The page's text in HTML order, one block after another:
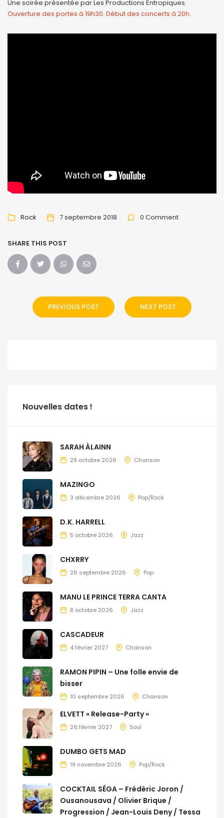
Une soirée présentée par Les Productions Entropiques.
Ouverture des portes à 19h30. Début des concerts à 20h.
Rock 7 septembre 2018 0 Comment
SHARE THIS POST
PREVIOUS POST NEXT POST
Nouvelles dates !
SARAH ÀLAINN
29 octobre 2026 Chanson
MAZINGO
3 décembre 2026 Pop/Rock
D.K. HARRELL
5 octobre 2026 Jazz
CHXRRY
26 septembre 2026 Pop
MANU LE PRINCE TERRA CANTA
8 octobre 2026 Jazz
CASCADEUR
4 février 2027 Chanson
RAMON PIPIN – Une folle envie de
bisser
10 septembre 2026 Chanson
ELVETT « Release-Party »
26 février 2027 Soul
DUMBO GETS MAD
19 novembre 2026 Pop/Rock
COCKTAIL SÉGA – Frédéric Joron /
Ousanousava / Olivier Brique /
Progression / Jean-Louis Deny / Tessa